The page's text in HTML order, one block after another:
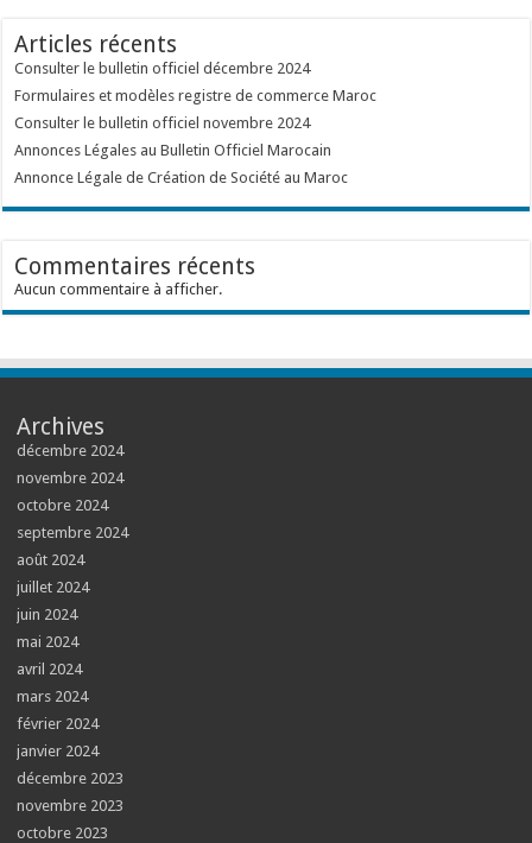
Articles récents
Consulter le bulletin officiel décembre 2024
Formulaires et modèles registre de commerce Maroc
Consulter le bulletin officiel novembre 2024
Annonces Légales au Bulletin Officiel Marocain
Annonce Légale de Création de Société au Maroc
Commentaires récents
Aucun commentaire à afficher.
Archives
décembre 2024
novembre 2024
octobre 2024
septembre 2024
août 2024
juillet 2024
juin 2024
mai 2024
avril 2024
mars 2024
février 2024
janvier 2024
décembre 2023
novembre 2023
octobre 2023